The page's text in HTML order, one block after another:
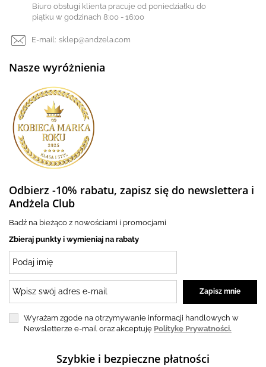
Biuro obsługi klienta pracuje od poniedziałku do
piątku w godzinach 8:00 - 16:00
E-mail: sklep@andzela.com
Nasze wyróżnienia
Odbierz -10% rabatu, zapisz się do newslettera i
Andżela Club
Badź na bieżąco z nowościami i promocjami
Zbieraj punkty i wymieniaj na rabaty
Wyrażam zgode na otrzymywanie informacji handlowych w
Newsletterze e-mail oraz akceptuję Politykę Prywatności.
Szybkie i bezpieczne płatności